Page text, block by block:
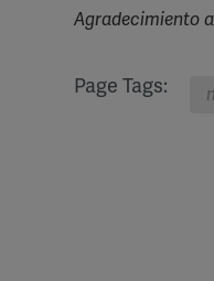
Agradecimiento a
Page Tags: